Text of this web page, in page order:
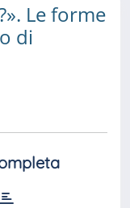
Le forme
di